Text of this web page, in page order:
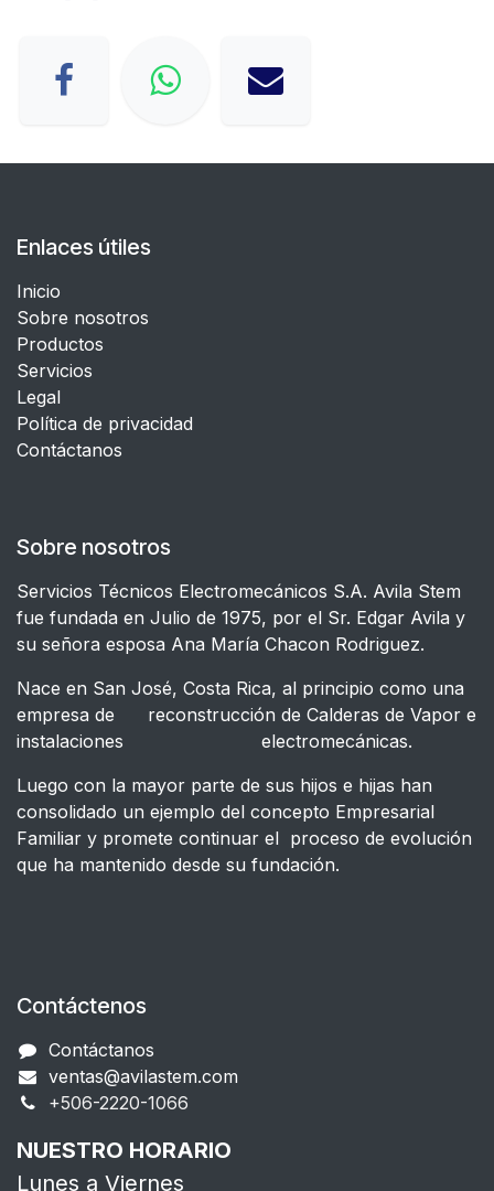
Enlaces útiles
Inicio
Sobre nosotros
Productos
Servicios
Legal
​Política de privacidad
Contáctanos
Sobre nosotros
Servicios Técnicos Electromecánicos S.A. Avila Stem
fue fundada en Julio de 1975, por el Sr. Edgar Avila y
su señora esposa Ana María Chacon Rodriguez.
Nace en San José, Costa Rica, al principio como una
empresa de reconstrucción de Calderas de Vapor e
instalaciones electromecánicas.
Luego con la mayor parte de sus hijos e hijas han
consolidado un ejemplo del concepto Empresarial
Familiar y promete continuar el proceso de evolución
que ha mantenido desde su fundación.
Contáctenos
Contáctanos
ventas@avilastem.com
+506-2220-1066​
NUESTRO HORARIO
Lunes a Viernes